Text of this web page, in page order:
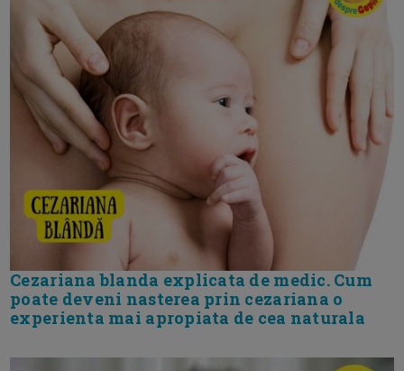
Cezariana blanda explicata de medic. Cum
poate deveni nasterea prin cezariana o
experienta mai apropiata de cea naturala